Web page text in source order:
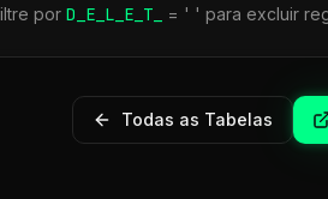
por D_E_L_E_T_ = ' ' para excluir
Todas as Tabelas